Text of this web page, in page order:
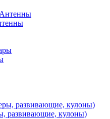
развивающие, кулоны)